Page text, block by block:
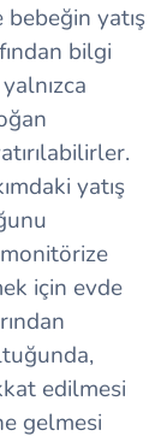
yatış
bilgi
yatış
için evde
edilmesi
gelmesi